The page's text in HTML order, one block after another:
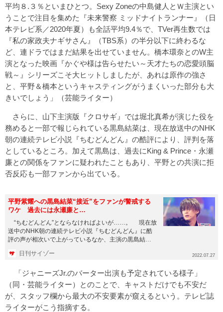
平均８.３％といまひとつ。Sexy Zoneの中島健人とＷ主演とい
うことで注目を集めた『未来警察 ミッドナイトランナー』（日
本テレビ系／2020年夏）も全話平均9.4％で、TVer再生数では
『私の家政夫ナギサさん』（TBS系）の半分以下に終わるな
ど、連ドラではまだ結果を出せていません。橋本環奈とのW主
演となった映画『かぐや様は告らせたい～天才たちの恋愛頭脳
戦～』シリーズこそ大ヒットしましたが、あれは原作の強さ
と、平野＆橋本というキャスティングがうまくいった部分も大
きいでしょう」（芸能ライター）
さらに、山下主演版『クロサギ』では堀北真希が演じた役を
務めると一部で報じられている黒島結菜は、現在放送中のNHK
朝の連続テレビ小説『ちむどんどん』の酷評により、評判を落
としているところ。加えて黒島は、過去にKing & Prince・永瀬
廉との関係をファンに疑われたこともあり、平野との共演に拒
否反応も一部ファンから出ている。
平野紫耀への黒島結菜“接近”をファンが警戒する
ワケ 過去には永瀬廉と…
“ちむどんどん”とならなければよいが……。 現在放
送中のNHK朝の連続テレビ小説『ちむどんどん』に酷
評の声が相次いで上がっているなか、主演の黒島結菜
日刊サイゾー 2022.07.27
「ジャニーズJr.のバーター出演も予定されている様子」
（同・芸能ライター）とのことで、キャストだけでも不安だ
が、スタッフ欄から最大の不安要素が窺えるという。テレビ誌
ライターがこう指摘する。